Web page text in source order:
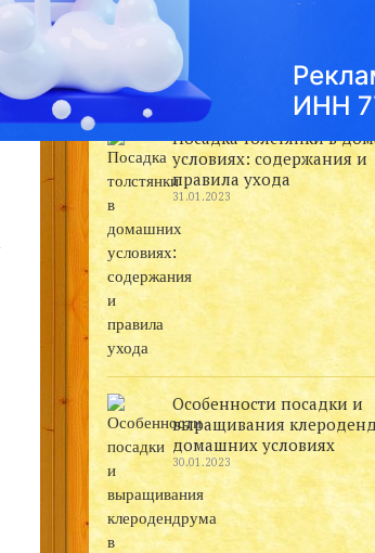
31.01.2023
Посадка толстянки в
условиях: содержания и
правила ухода
31.01.2023
Особенности посадки и
выращивания
домашних условиях
30.01.2023